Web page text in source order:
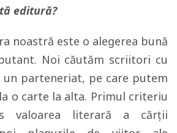
editură?
noastră este o alegerea bună
Noi căutăm scriitori cu
un parteneriat, pe care putem
o carte la alta. Primul criteriu
valoarea literară a cărţii